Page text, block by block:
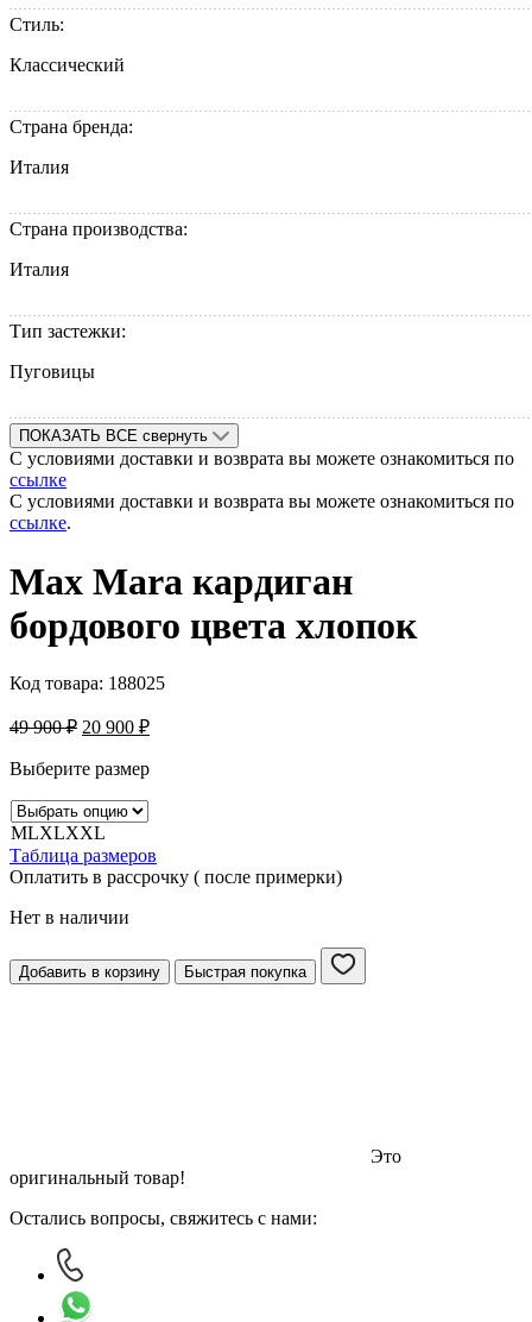
Стиль:
Классический
Страна бренда:
Италия
Страна производства:
Италия
Тип застежки:
Пуговицы
ПОКАЗАТЬ ВСЕ свернуть
С условиями доставки и возврата вы можете ознакомиться по
ссылке
С условиями доставки и возврата вы можете ознакомиться по
ссылке.
Max Mara кардиган
бордового цвета хлопок
Код товара: 188025
49 900₽ 20 900 ₽
Выберите размер
MLXLXXL
Таблица размеров
Оплатить в рассрочку ( после примерки)
Нет в наличии
Добавить в корзину Быстрая покупка
Это
оригинальный товар!
Остались вопросы, свяжитесь с нами: